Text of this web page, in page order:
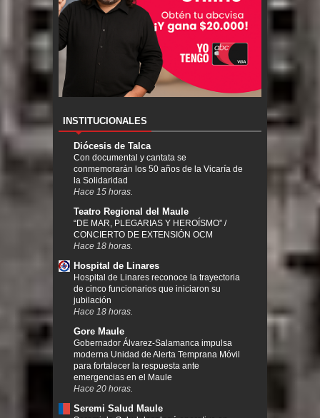
INSTITUCIONALES
Diócesis de Talca
Con documental y cantata se
conmemorarán los 50 años de la Vicaría de
la Solidaridad
Hace 15 horas.
Teatro Regional del Maule
“DE MAR, PLEGARIAS Y HEROÍSMO” /
CONCIERTO DE EXTENSIÓN OCM
Hace 18 horas.
Hospital de Linares
Hospital de Linares reconoce la trayectoria
de cinco funcionarios que iniciaron su
jubilación
Hace 18 horas.
Gore Maule
Gobernador Álvarez-Salamanca impulsa
moderna Unidad de Alerta Temprana Móvil
para fortalecer la respuesta ante
emergencias en el Maule
Hace 20 horas.
Seremi Salud Maule